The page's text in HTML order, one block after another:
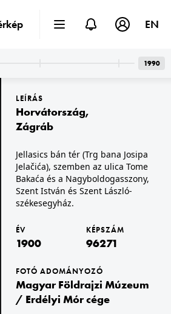
erdőszélén. A felvétel az 1880-as években készült.
LEÍRÁS
Horvátország,
Zágráb
Jellasics bán tér (Trg bana Josipa
Jelačića), szemben az ulica Tome
Bakaća és a Nagyboldogasszony,
Szent István és Szent László-
székesegyház.
ÉV
1900
KÉPSZÁM
96271
FOTÓ ADOMÁNYOZÓ
Magyar Földrajzi Múzeum
/ Erdélyi Mór cége
EN
1990